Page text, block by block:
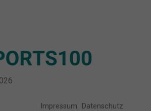
Impressum Datenschutz